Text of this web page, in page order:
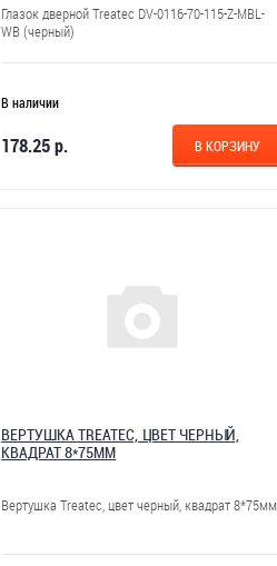
Глазок дверной Treatec DV-0116-70-115-Z-MBL-
WB (черный)
В наличии
178.25 р. В КОРЗИНУ
ВЕРТУШКА TREATEC, ЦВЕТ ЧЕРНЫЙ,
КВАДРАТ 8*75ММ
Вертушка Treatec, цвет черный, квадрат 8*75мм